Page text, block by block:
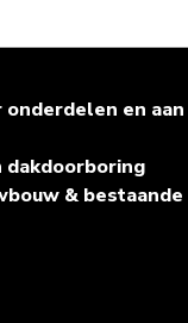
en
dakdoorboring
&